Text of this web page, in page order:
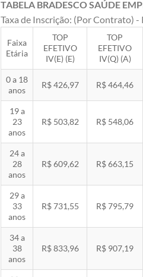
TABELA BRADESCO SAÚDE
Taxa de Inscrição: (Por Contrato)
Faixa
Etária
TOP
EFETIVO
IV(E) (E)
TOP
EFETIVO
IV(Q) (A)
0 a 18
anos
R$ 426,97 R$ 464,46
19 a
23
anos
R$ 503,82 R$ 548,06
24 a
28
anos
R$ 609,62 R$ 663,15
29 a
33
anos
R$ 731,55 R$ 795,79
34 a
38
anos
R$ 833,96 R$ 907,19